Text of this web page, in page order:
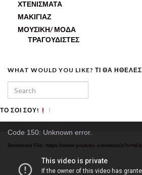
ΧΤΕΝΙΣΜΑΤΑ
ΜΑΚΙΓΙΑΖ
ΜΟΥΣΙΚΗ/ ΜΟΔΑ
ΤΡΑΓΟΥΔΙΣΤΕΣ
WHAT WOULD YOU LIKE? ΤΙ ΘΑ
Search for:
ΤΟ ΣΟΙ ΣΟΥ!
Code 150: Unknown error.
Download File: https://www.youtube.com/watch?v=td-